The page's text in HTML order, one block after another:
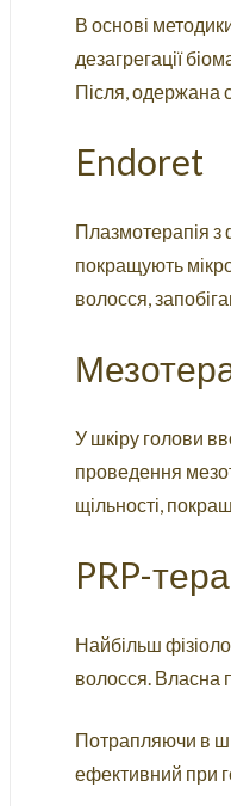
В основі
дезагрегації
Після, одержана
Endoret
Плазмотерапія з
покращують
волосся,
У шкіру голови
проведення
щільності,
PRP-
Найбільш
волосся. Власна
Потрапляючи в
ефективний при